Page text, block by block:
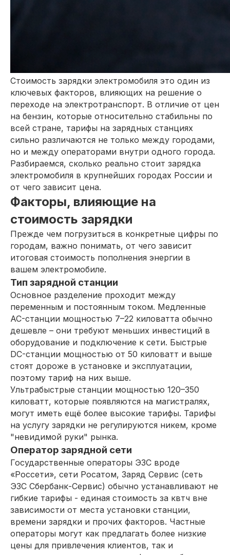
Стоимость зарядки электромобиля это один из
ключевых факторов, влияющих на решение о
переходе на электротранспорт. В отличие от цен
на бензин, которые относительно стабильны по
всей стране, тарифы на зарядных станциях
сильно различаются не только между городами,
но и между операторами внутри одного города.
Разбираемся, сколько реально стоит зарядка
электромобиля в крупнейших городах России и
от чего зависит цена.
Факторы, влияющие на
стоимость зарядки
Прежде чем погрузиться в конкретные цифры по
городам, важно понимать, от чего зависит
итоговая стоимость пополнения энергии в
вашем электромобиле.
Тип зарядной станции
Основное разделение проходит между
переменным и постоянным током. Медленные
AC-станции мощностью 7–22 киловатта обычно
дешевле – они требуют меньших инвестиций в
оборудование и подключение к сети. Быстрые
DC-станции мощностью от 50 киловатт и выше
стоят дороже в установке и эксплуатации,
поэтому тариф на них выше.
Ультрабыстрые станции мощностью 120–350
киловатт, которые появляются на магистралях,
могут иметь ещё более высокие тарифы. Тарифы
на услугу зарядки не регулируются никем, кроме
"невидимой руки" рынка.
Оператор зарядной сети
Государственные операторы ЭЗС вроде
«Россети», сети Росатом, Заряд Сервис (сеть
ЭЗС Сбербанк-Сервис) обычно устанавливают не
гибкие тарифы - единая стоимость за квтч вне
зависимости от места установки станции,
времени зарядки и прочих факторов. Частные
операторы могут как предлагать более низкие
цены для привлечения клиентов, так и